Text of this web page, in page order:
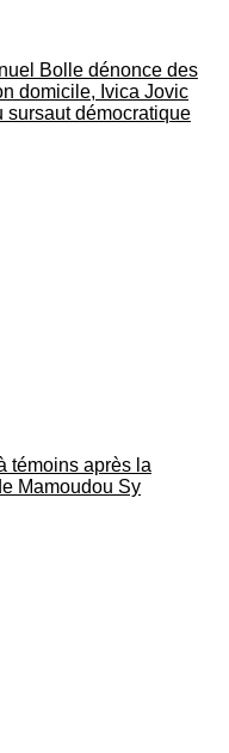
Bolle dénonce des
domicile, Ivica Jovic
sursaut démocratique
témoins après la
Mamoudou Sy